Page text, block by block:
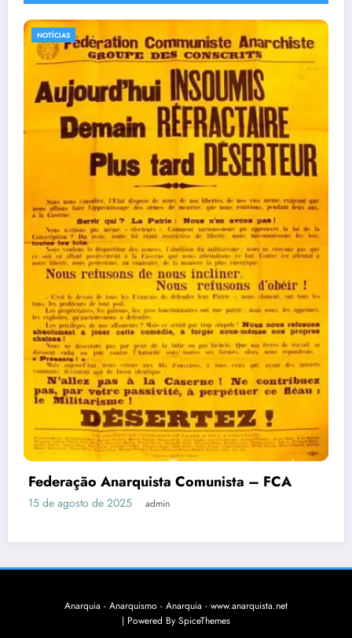
NOTÍCIAS
Federação Anarquista Comunista – FCA
15 de agosto de 2025 admin
Anarquia - Anarquismo - Anarquia - www.anarquista.net
| Powered By SpiceThemes